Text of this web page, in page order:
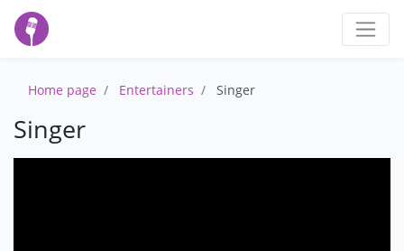
Home page Entertainers Singer
Singer